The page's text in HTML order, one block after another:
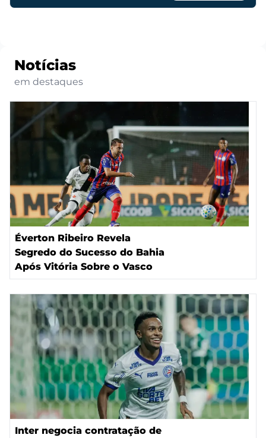
Notícias
em destaques
Éverton Ribeiro Revela
Segredo do Sucesso do Bahia
Após Vitória Sobre o Vasco
Inter negocia contratação de